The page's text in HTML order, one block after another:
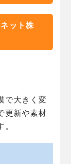
ット株
で大きく変
更新や素材